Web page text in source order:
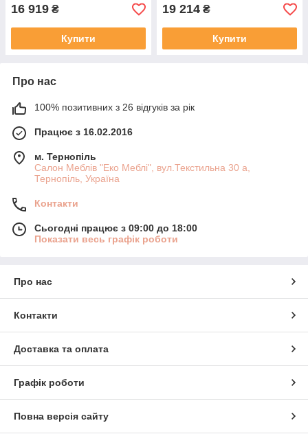
16 919 ₴
Купити
19 214 ₴
Купити
Про нас
100% позитивних з 26 відгуків за рік
Працює з 16.02.2016
м. Тернопіль
Салон Меблів "Еко Меблі", вул.Текстильна 30 а,
Тернопіль, Україна
Контакти
Сьогодні працює з 09:00 до 18:00
Показати весь графік роботи
Про нас
Контакти
Доставка та оплата
Графік роботи
Повна версія сайту